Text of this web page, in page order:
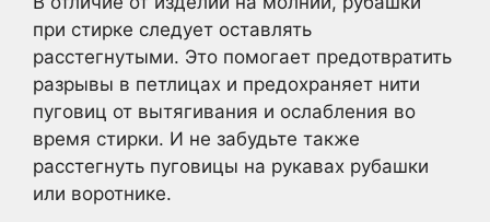
при стирке следует оставлять
расстегнутыми. Это помогает предотвратить
разрывы в петлицах и предохраняет нити
пуговиц от вытягивания и ослабления во
время стирки. И не забудьте также
расстегнуть пуговицы на рукавах рубашки
или воротнике.